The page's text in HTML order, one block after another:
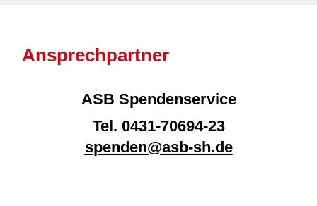
Ansprechpartner
ASB Spendenservice
Tel. 0431-70694-23
spenden@asb-sh.de